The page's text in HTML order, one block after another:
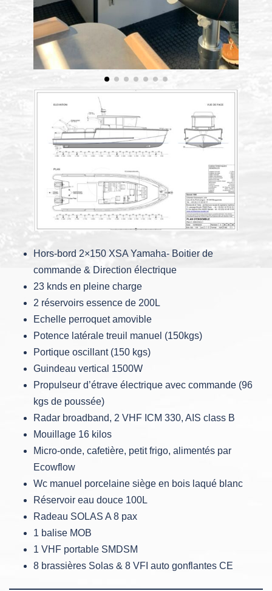
Hors-bord 2×150 XSA Yamaha- Boitier de
commande & Direction électrique
23 knds en pleine charge
2 réservoirs essence de 200L
Echelle perroquet amovible
Potence latérale treuil manuel (150kgs)
Portique oscillant (150 kgs)
Guindeau vertical 1500W
Propulseur d’étrave électrique avec commande (96
kgs de poussée)
Radar broadband, 2 VHF ICM 330, AIS class B
Mouillage 16 kilos
Micro-onde, cafetière, petit frigo, alimentés par
Ecowflow
Wc manuel porcelaine siège en bois laqué blanc
Réservoir eau douce 100L
Radeau SOLAS A 8 pax
1 balise MOB
1 VHF portable SMDSM
8 brassières Solas & 8 VFI auto gonflantes CE